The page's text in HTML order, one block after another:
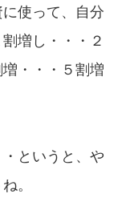
使って、自分
増し・・・２
・・・５割増
というと、や
。